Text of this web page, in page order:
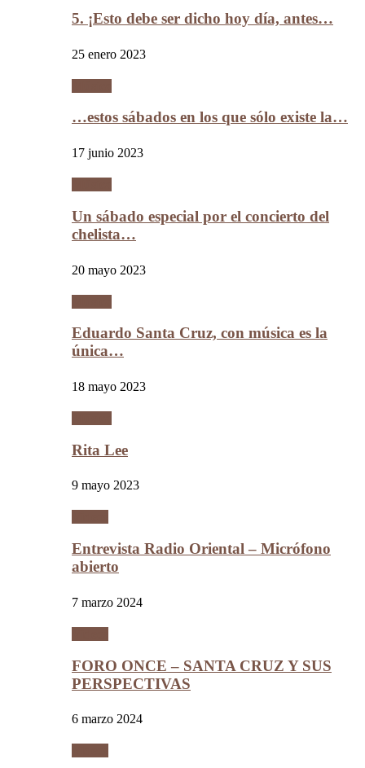
5. ¡Esto debe ser dicho hoy día, antes…
25 enero 2023
…estos sábados en los que sólo existe la…
17 junio 2023
Un sábado especial por el concierto del
chelista…
20 mayo 2023
Eduardo Santa Cruz, con música es la
única…
18 mayo 2023
Rita Lee
9 mayo 2023
Entrevista Radio Oriental – Micrófono
abierto
7 marzo 2024
FORO ONCE – SANTA CRUZ Y SUS
PERSPECTIVAS
6 marzo 2024